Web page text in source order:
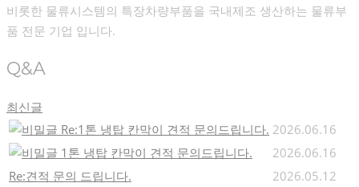
비롯한 물류시스템의 특장차량부품을 국내제조 생산하는 물류부
품 전문 기업 입니다.
Q&A
최신글
Re:1톤 냉탑 칸막이 견적 문의드립니다. 2026.06.16
1톤 냉탑 칸막이 견적 문의드립니다.
2026.06.16
Re:견적 문의 드립니다.
2026.05.12